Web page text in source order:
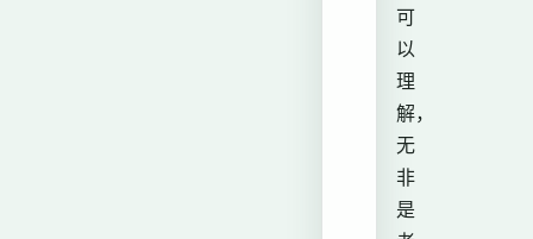
可
以
理
解，
无
非
是